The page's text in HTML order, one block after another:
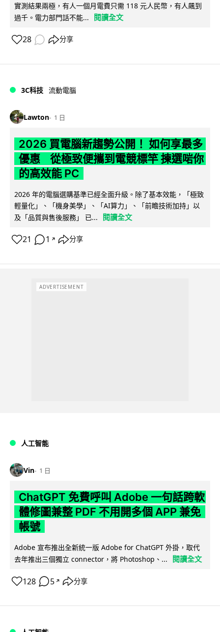
實測結果兩極，有人一個月電費只需 118 元人民幣，有人飆到
過千。電力部門話不能...
閱讀全文
28 分享
3C科技 流動電腦
Lawton 1 日
2026 買電腦新趨勢公開！ 如何享最多
優惠 從極致便攜到電競標竿 揀選啱你
的高效能 PC
2026 年的電腦選購基準已經全面升級。除了基本效能，「極致
輕量化」、「機身美學」、「AI算力」、「前瞻技術加持」以
及「品質與售後服務」 已...
閱讀全文
21 1 ↗ 分享
ADVERTISEMENT
人工智能
Vin 1 日
ChatGPT 免費呼叫 Adobe 一句話跨軟
體修圖兼整 PDF 不用開多個 APP 兼免
帳號
Adobe 宣布推出全新統一版 Adobe for ChatGPT 外掛，取代
去年推出三個獨立 connector，將 Photoshop、...
閱讀全文
128 5 ↗ 分享